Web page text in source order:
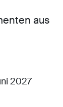
aus
2027